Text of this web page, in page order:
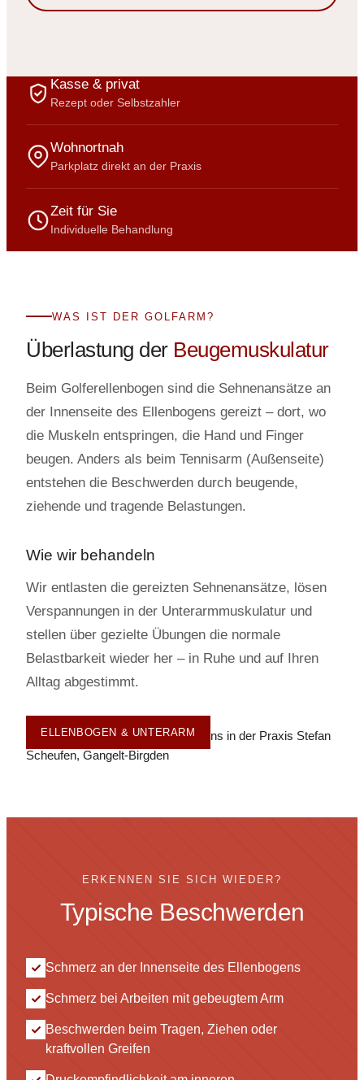
Kasse & privat
Rezept oder Selbstzahler
Wohnortnah
Parkplatz direkt an der Praxis
Zeit für Sie
Individuelle Behandlung
ELLENBOGEN & UNTERARM
WAS IST DER GOLFARM?
Überlastung der Beugemuskulatur
Beim Golferellenbogen sind die Sehnenansätze an
der Innenseite des Ellenbogens gereizt – dort, wo
die Muskeln entspringen, die Hand und Finger
beugen. Anders als beim Tennisarm (Außenseite)
entstehen die Beschwerden durch beugende,
ziehende und tragende Belastungen.
Wie wir behandeln
Wir entlasten die gereizten Sehnenansätze, lösen
Verspannungen in der Unterarmmuskulatur und
stellen über gezielte Übungen die normale
Belastbarkeit wieder her – in Ruhe und auf Ihren
Alltag abgestimmt.
ERKENNEN SIE SICH WIEDER?
Typische Beschwerden
Schmerz an der Innenseite des Ellenbogens
Schmerz bei Arbeiten mit gebeugtem Arm
Beschwerden beim Tragen, Ziehen oder
kraftvollen Greifen